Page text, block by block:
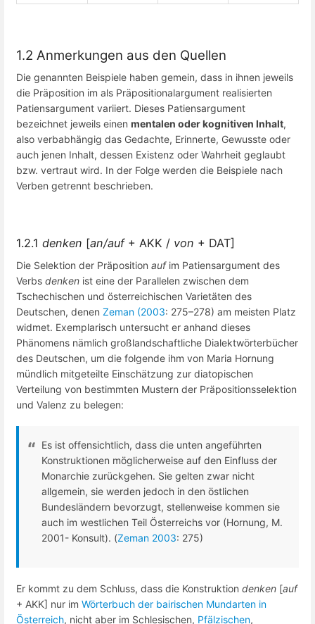
1.2 Anmerkungen aus den Quellen
Die genannten Beispiele haben gemein, dass in ihnen jeweils
die Präposition im als Präpositionalargument realisierten
Patiensargument variiert. Dieses Patiensargument
bezeichnet jeweils einen mentalen oder kognitiven Inhalt,
also verbabhängig das Gedachte, Erinnerte, Gewusste oder
auch jenen Inhalt, dessen Existenz oder Wahrheit geglaubt
bzw. vertraut wird. In der Folge werden die Beispiele nach
Verben getrennt beschrieben.
1.2.1 denken [an/auf+ AKK / von + DAT]
Die Selektion der Präposition aufim Patiensargument des
Verbs denken ist eine der Parallelen zwischen dem
Tschechischen und österreichischen Varietäten des
Deutschen, denen Zeman (2003: 275–278) am meisten Platz
widmet. Exemplarisch untersucht er anhand dieses
Phänomens nämlich großlandschaftliche Dialektwörterbücher
des Deutschen, um die folgende ihm von Maria Hornung
mündlich mitgeteilte Einschätzung zur diatopischen
Verteilung von bestimmten Mustern der Präpositionsselektion
und Valenz zu belegen:
Es ist offensichtlich, dass die unten angeführten
Konstruktionen möglicherweise auf den Einfluss der
Monarchie zurückgehen. Sie gelten zwar nicht
allgemein, sie werden jedoch in den östlichen
Bundesländern bevorzugt, stellenweise kommen sie
auch im westlichen Teil Österreichs vor (Hornung, M.
2001- Konsult). (Zeman 2003: 275)
Er kommt zu dem Schluss, dass die Konstruktion denken [auf
+ AKK] nur im Wörterbuch der bairischen Mundarten in
Österreich, nicht aber im Schlesischen, Pfälzischen,